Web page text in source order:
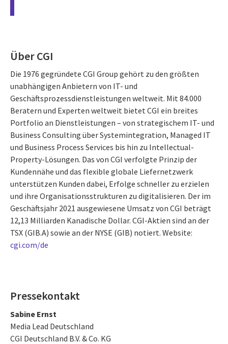
Über CGI
Die 1976 gegründete CGI Group gehört zu den größten
unabhängigen Anbietern von IT- und
Geschäftsprozessdienstleistungen weltweit. Mit 84.000
Beratern und Experten weltweit bietet CGI ein breites
Portfolio an Dienstleistungen – von strategischem IT- und
Business Consulting über Systemintegration, Managed IT
und Business Process Services bis hin zu Intellectual-
Property-Lösungen. Das von CGI verfolgte Prinzip der
Kundennähe und das flexible globale Liefernetzwerk
unterstützen Kunden dabei, Erfolge schneller zu erzielen
und ihre Organisationsstrukturen zu digitalisieren. Der im
Geschäftsjahr 2021 ausgewiesene Umsatz von CGI beträgt
12,13 Milliarden Kanadische Dollar. CGI-Aktien sind an der
TSX (GIB.A) sowie an der NYSE (GIB) notiert. Website:
cgi.com/de
Pressekontakt
Sabine Ernst
Media Lead Deutschland
CGI Deutschland B.V. & Co. KG